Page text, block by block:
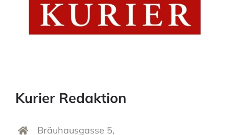
Kurier Redaktion
Bräuhausgasse 5,